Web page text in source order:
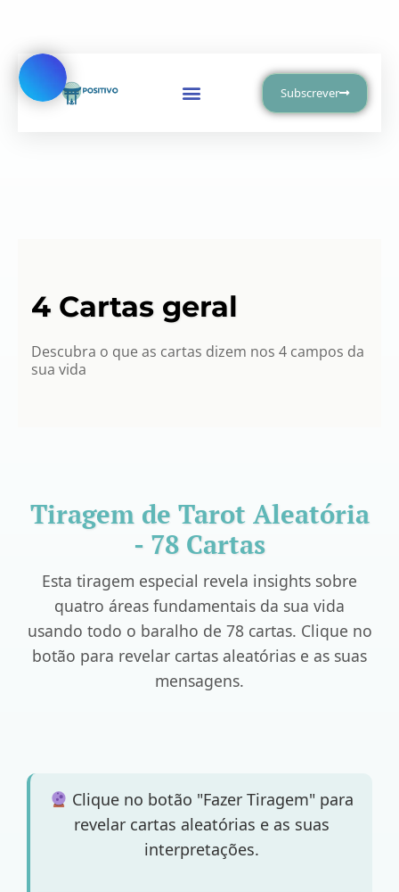
Avançar
Subscrever
4 Cartas geral
Descubra o que as cartas dizem nos 4 campos da
sua vida
Tiragem de Tarot Aleatória
- 78 Cartas
Esta tiragem especial revela insights sobre
quatro áreas fundamentais da sua vida
usando todo o baralho de 78 cartas. Clique no
botão para revelar cartas aleatórias e as suas
mensagens.
Clique no botão "Fazer Tiragem" para
revelar cartas aleatórias e as suas
interpretações.